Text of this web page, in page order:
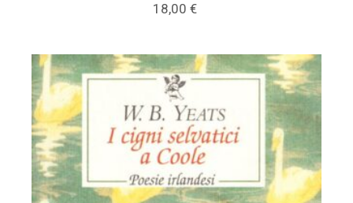
18,00 €